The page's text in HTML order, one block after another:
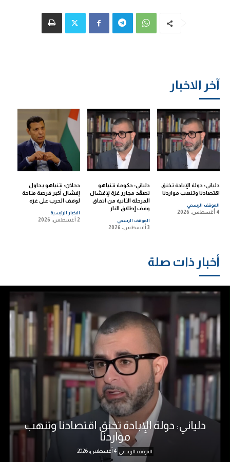
آخر الاخبار
دلياني: دولة الإبادة تخنق
اقتصادنا وتنهب مواردنا
الموقف الرسمي
4 أغسطس، 2026
دلياني: حكومة نتنياهو
تصعّد مجازر غزة لإفشال
المرحلة الثانية من اتفاق
وقف إطلاق النار
الموقف الرسمي
3 أغسطس، 2026
دحلان: نتنياهو يحاول
إفشال أكبر فرصة متاحة
لوقف الحرب على غزة
الاخبار الرئيسية
2 أغسطس، 2026
أخبار ذات صلة
دلياني: دولة الإبادة تخنق اقتصادنا وتنهب
مواردنا
الموقف الرسمي 4 أغسطس، 2026